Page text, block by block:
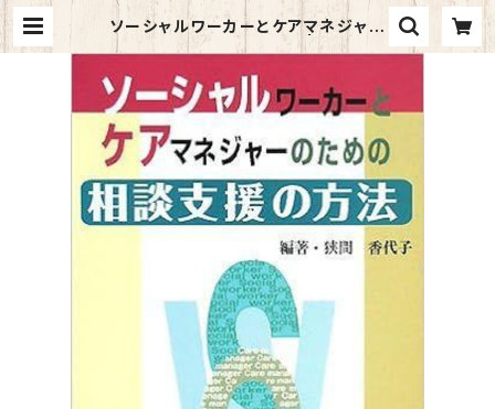
ソーシャルワーカーとケアマネジャー
のための相談支援の方法 | マイブッ
クス関大前店(店頭受取オーダー用)